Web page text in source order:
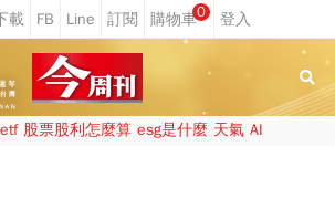
0
股票股利怎麼算 esg是什麼 天氣 AI